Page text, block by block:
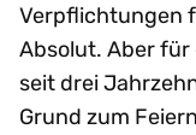
Verpflichtungen
Absolut. Aber für
seit drei
Grund zum